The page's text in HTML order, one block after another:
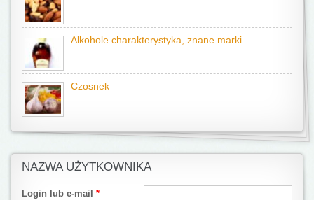
Alkohole charakterystyka, znane marki
Czosnek
NAZWA UŻYTKOWNIKA
Login lub e-mail *